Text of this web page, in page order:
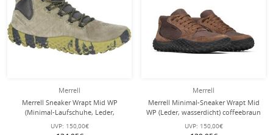
Merrell
Merrell Sneaker Wrapt Mid WP
(Minimal-Laufschuhe, Leder,
UVP: 150,00€
Merrell
Merrell Minimal-Sneaker Wrapt Mid
WP (Leder, wasserdicht) coffeebraun
UVP: 150,00€